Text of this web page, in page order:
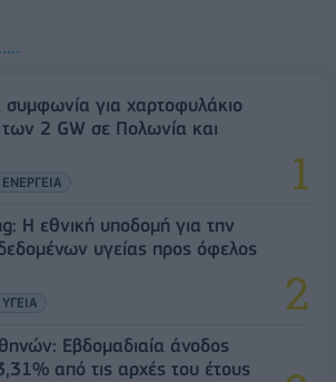
για χαρτοφυλάκιο
2 GW σε Πολωνία και
ΕΝΕΡΓΕΙΑ
Η εθνική υποδομή για την
υγείας προς όφελος
ΥΓΕΙΑ
Εβδομαδιαία άνοδος
από τις αρχές του έτους